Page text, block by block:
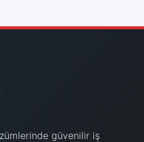
güvenilir iş